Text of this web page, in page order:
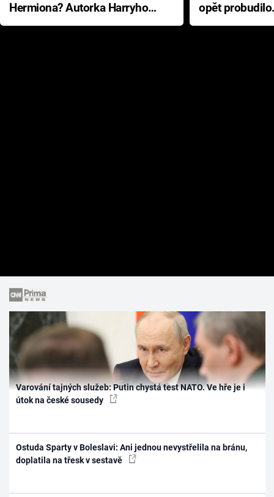
Hermiona? Autorka Harryho
Pottera přišla s ráznou
opět
přichází s
Varování tajných služeb: Putin chystá test NATO. Ve hře je i
útok na české sousedy
Ostuda Sparty v Boleslavi: Ani jednou nevystřelila na bránu,
doplatila na třesk v sestavě